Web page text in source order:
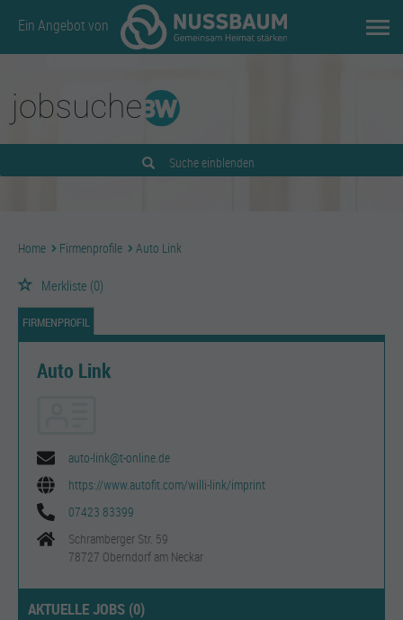
Ein Angebot von
Suche einblenden
Home Firmenprofile Auto Link
Merkliste (0)
FIRMENPROFIL
Auto Link
auto-link@t-online.de
https://www.autofit.com/willi-link/imprint
07423 83399
Schramberger Str. 59
78727 Oberndorf am Neckar
AKTUELLE JOBS (0)